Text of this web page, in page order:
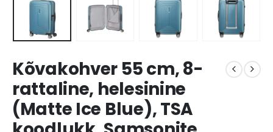
Kõvakohver 55 cm, 8-
rattaline, helesinine
(Matte Ice Blue), TSA